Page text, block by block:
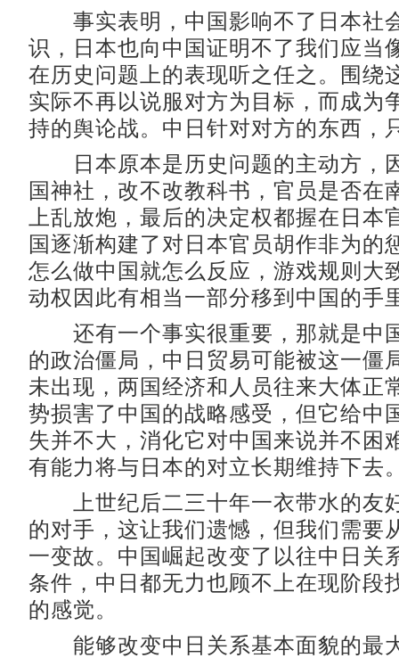
事实表明，中国影响不了日本社
识，日本也向中国证明不了我们应当
在历史问题上的表现听之任之。围绕
实际不再以说服对方为目标，而成为
持的舆论战。中日针对对方的东西，
日本原本是历史问题的主动方，
国神社，改不改教科书，官员是否在
上乱放炮，最后的决定权都握在日本
国逐渐构建了对日本官员胡作非为的
怎么做中国就怎么反应，游戏规则大
动权因此有相当一部分移到中国的手
还有一个事实很重要，那就是中
的政治僵局，中日贸易可能被这一僵
未出现，两国经济和人员往来大体正
势损害了中国的战略感受，但它给中
失并不大，消化它对中国来说并不困
有能力将与日本的对立长期维持下去
上世纪后二三十年一衣带水的友
的对手，这让我们遗憾，但我们需要
一变故。中国崛起改变了以往中日关
条件，中日都无力也顾不上在现阶段
的感觉。
能够改变中日关系基本面貌的最